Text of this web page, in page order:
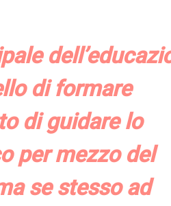
di formare
di guidare lo
per mezzo del
se stesso ad